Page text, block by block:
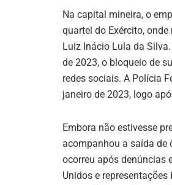
Na capital mineira, o
quartel do Exército,
Luiz Inácio Lula da
de 2023, o bloqueio de
redes sociais. A Polícia
janeiro de 2023, logo
Embora não estivesse
acompanhou a saída de
ocorreu após denúncias
Unidos e